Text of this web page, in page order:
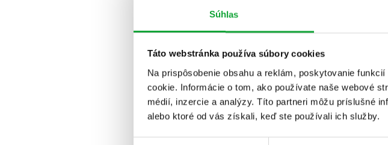
Súhlas
Táto webstránka používa súbory cookies
Na prispôsobenie obsahu a reklám, poskytovanie
cookie. Informácie o tom, ako používate naše webové
médií, inzercie a analýzy. Títo partneri môžu príslušné
alebo ktoré od vás získali, keď ste používali ich služby.